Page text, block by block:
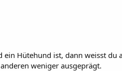
ein Hütehund ist, dann weisst
weniger ausgeprägt.